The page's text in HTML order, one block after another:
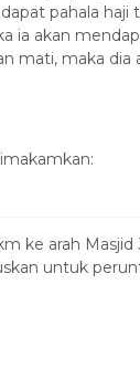
pahala haji
ia akan
mati, maka
ke arah Masjid
untuk
Rp